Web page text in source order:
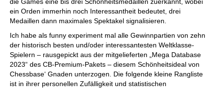
ein Orden immerhin noch Interessantheit bedeutet, drei
Medaillen dann maximales Spektakel signalisieren.
Ich habe als funny experiment mal alle Gewinnpartien von zehn
der historisch besten und/oder interessantesten Weltklasse-
Spielern – rausgepickt aus der mitgelieferten „Mega Database
2023“ des CB-Premium-Pakets – diesem Schönheitsideal von
Chessbase‘ Gnaden unterzogen. Die folgende kleine Rangliste
ist in ihrer personellen Zufälligkeit und statistischen